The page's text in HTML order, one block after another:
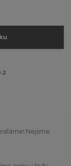
2
Nejsme